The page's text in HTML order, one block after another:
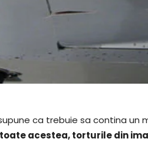
ca trebuie sa contina un
acestea, torturile din